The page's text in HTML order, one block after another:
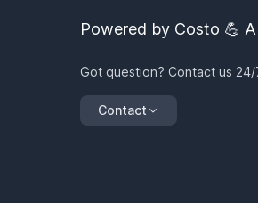
Powered by Costo 💪
Got question? Contact us 24/
Contact